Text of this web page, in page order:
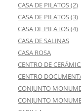
CASA DE PILATOS (2)
CASA DE PILATOS (3)
CASA DE PILATOS (4)
CASA DE SALINAS
CASA ROSA
CENTRO DE
CENTRO
CONJUNTO
CONJUNTO